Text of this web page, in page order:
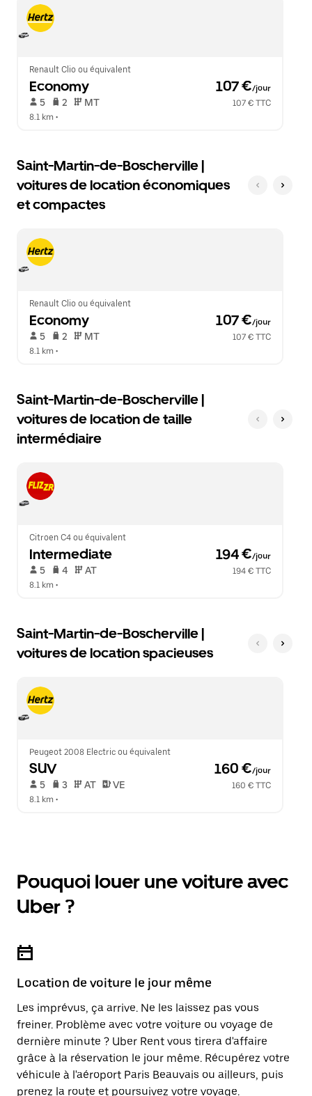
le
calendrier.
pour
fermer
Renault Clio ou équivalent
Economy 107 €/jour
5 2 MT
107 € TTC
8.1 km •
Saint-Martin-de-Boscherville |
voitures de location économiques
et compactes
Renault Clio ou équivalent
Economy 107 €/jour
5 2 MT
107 € TTC
8.1 km •
Saint-Martin-de-Boscherville |
voitures de location de taille
intermédiaire
Citroen C4 ou équivalent
Intermediate 194 €/jour
5 4 AT
194 € TTC
8.1 km •
Saint-Martin-de-Boscherville |
voitures de location spacieuses
Peugeot 2008 Electric ou équivalent
SUV 160 €/jour
5 3 AT VE
160 € TTC
8.1 km •
Pouquoi louer une voiture avec
Uber ?
Location de voiture le jour même
Les imprévus, ça arrive. Ne les laissez pas vous
freiner. Problème avec votre voiture ou voyage de
dernière minute ? Uber Rent vous tirera d'affaire
grâce à la réservation le jour même. Récupérez votre
véhicule à l'aéroport Paris Beauvais ou ailleurs, puis
prenez la route et poursuivez votre voyage.